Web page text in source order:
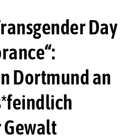
Day
Dortmund an